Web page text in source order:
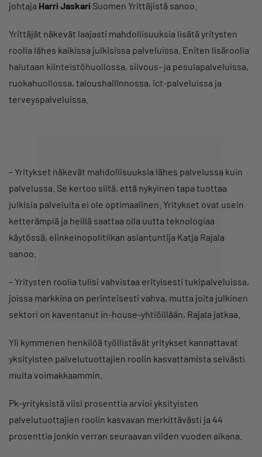
johtaja Harri Jaskari Suomen Yrittäjistä sanoo.
Yrittäjät näkevät laajasti mahdollisuuksia lisätä yritysten
roolia lähes kaikissa julkisissa palveluissa. Eniten lisäroolia
halutaan kiinteistöhuollossa, siivous- ja pesulapalveluissa,
ruokahuollossa, taloushallinnossa, ict-palveluissa ja
terveyspalveluissa.
– Yritykset näkevät mahdollisuuksia lähes palvelussa kuin
palvelussa. Se kertoo siitä, että nykyinen tapa tuottaa
julkisia palveluita ei ole optimaalinen. Yritykset ovat usein
ketterämpiä ja heillä saattaa olla uutta teknologiaa
käytössä, elinkeinopolitiikan asiantuntija Katja Rajala
sanoo.
– Yritysten roolia tulisi vahvistaa erityisesti tukipalveluissa,
joissa markkina on perinteisesti vahva, mutta joita julkinen
sektori on kaventanut in-house-yhtiöillään, Rajala jatkaa.
Yli kymmenen henkilöä työllistävät yritykset kannattavat
yksityisten palvelutuottajien roolin kasvattamista selvästi
muita voimakkaammin.
Pk-yrityksistä viisi prosenttia arvioi yksityisten
palvelutuottajien roolin kasvavan merkittävästi ja 44
prosenttia jonkin verran seuraavan viiden vuoden aikana.